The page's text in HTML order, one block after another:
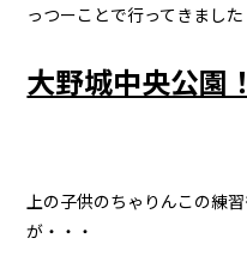
っつーことで行ってきました
大野城中央公園
上の子供のちゃりんこの練
が・・・